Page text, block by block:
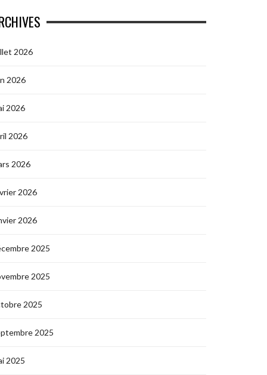
2026
2026
2026
2026
2026
2026
2026
2025
2025
2025
2025
2025